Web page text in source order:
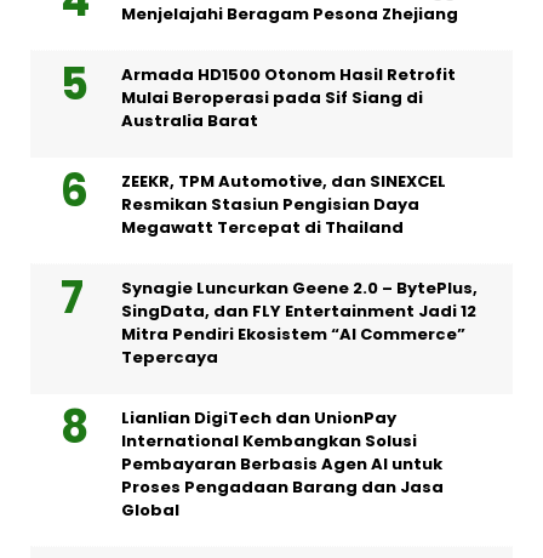
Menjelajahi Beragam Pesona Zhejiang
Armada HD1500 Otonom Hasil Retrofit
Mulai Beroperasi pada Sif Siang di
Australia Barat
ZEEKR, TPM Automotive, dan SINEXCEL
Resmikan Stasiun Pengisian Daya
Megawatt Tercepat di Thailand
Synagie Luncurkan Geene 2.0 – BytePlus,
SingData, dan FLY Entertainment Jadi 12
Mitra Pendiri Ekosistem “AI Commerce”
Tepercaya
Lianlian DigiTech dan UnionPay
International Kembangkan Solusi
Pembayaran Berbasis Agen AI untuk
Proses Pengadaan Barang dan Jasa
Global